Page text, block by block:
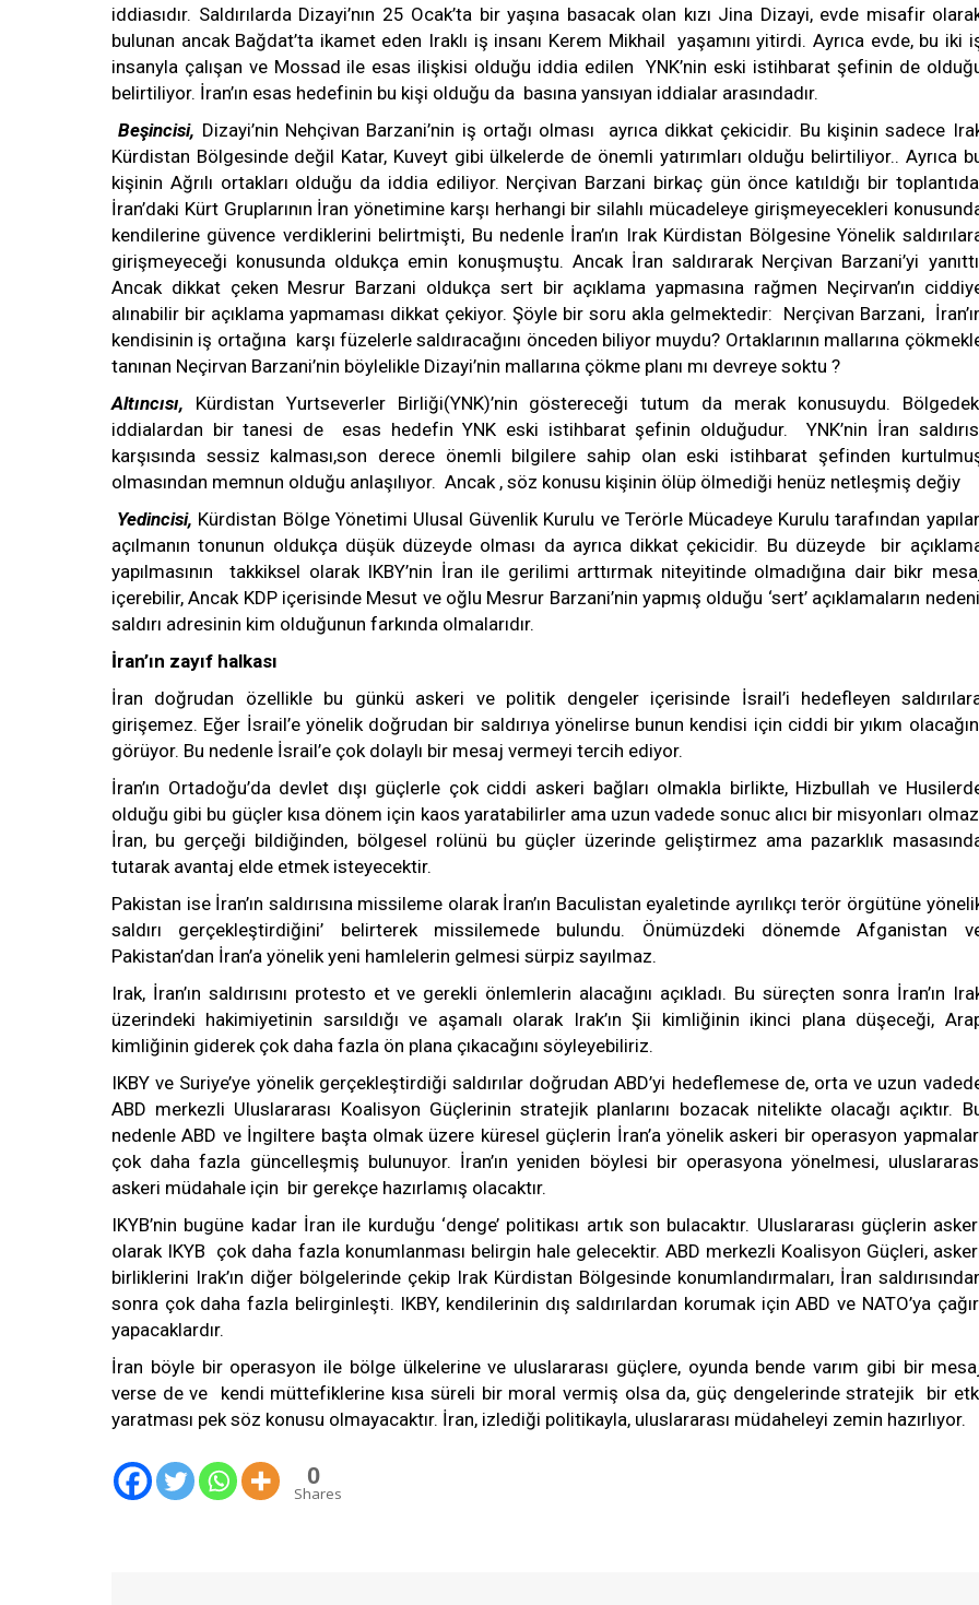
iddiasıdır. Saldırılarda Dizayi’nın 25 Ocak’ta bir yaşına basacak olan kızı Jina Dizayi, evde misafir
bulunan ancak Bağdat’ta ikamet eden Iraklı iş insanı Kerem Mikhail yaşamını yitirdi. Ayrıca evde, bu iki
insanyla çalışan ve Mossad ile esas ilişkisi olduğu iddia edilen YNK’nin eski istihbarat şefinin de
belirtiliyor. İran’ın esas hedefinin bu kişi olduğu da basına yansıyan iddialar arasındadır.
Beşincisi, Dizayi’nin Nehçivan Barzani’nin iş ortağı olması ayrıca dikkat çekicidir. Bu kişinin sadece
Kürdistan Bölgesinde değil Katar, Kuveyt gibi ülkelerde de önemli yatırımları olduğu belirtiliyor.. Ayrıca
kişinin Ağrılı ortakları olduğu da iddia ediliyor. Nerçivan Barzani birkaç gün önce katıldığı bir
İran’daki Kürt Gruplarının İran yönetimine karşı herhangi bir silahlı mücadeleye girişmeyecekleri
kendilerine güvence verdiklerini belirtmişti, Bu nedenle İran’ın Irak Kürdistan Bölgesine Yönelik
girişmeyeceği konusunda oldukça emin konuşmuştu. Ancak İran saldırarak Nerçivan Barzani’yi
Ancak dikkat çeken Mesrur Barzani oldukça sert bir açıklama yapmasına rağmen Neçirvan’ın
alınabilir bir açıklama yapmaması dikkat çekiyor. Şöyle bir soru akla gelmektedir: Nerçivan Barzani,
kendisinin iş ortağına karşı füzelerle saldıracağını önceden biliyor muydu? Ortaklarının mallarına
tanınan Neçirvan Barzani’nin böylelikle Dizayi’nin mallarına çökme planı mı devreye soktu ?
Altıncısı, Kürdistan Yurtseverler Birliği(YNK)’nin göstereceği tutum da merak konusuydu.
iddialardan bir tanesi de esas hedefin YNK eski istihbarat şefinin olduğudur. YNK’nin İran
karşısında sessiz kalması,son derece önemli bilgilere sahip olan eski istihbarat şefinden
olmasından memnun olduğu anlaşılıyor. Ancak , söz konusu kişinin ölüp ölmediği henüz netleşmiş değiy
Yedincisi, Kürdistan Bölge Yönetimi Ulusal Güvenlik Kurulu ve Terörle Mücadeye Kurulu tarafından
açılmanın tonunun oldukça düşük düzeyde olması da ayrıca dikkat çekicidir. Bu düzeyde bir
yapılmasının takkiksel olarak IKBY’nin İran ile gerilimi arttırmak niteyitinde olmadığına dair bikr
içerebilir, Ancak KDP içerisinde Mesut ve oğlu Mesrur Barzani’nin yapmış olduğu ‘sert’ açıklamaların
saldırı adresinin kim olduğunun farkında olmalarıdır.
İran’ın zayıf halkası
İran doğrudan özellikle bu günkü askeri ve politik dengeler içerisinde İsrail’i hedefleyen
girişemez. Eğer İsrail’e yönelik doğrudan bir saldırıya yönelirse bunun kendisi için ciddi bir yıkım
görüyor. Bu nedenle İsrail’e çok dolaylı bir mesaj vermeyi tercih ediyor.
İran’ın Ortadoğu’da devlet dışı güçlerle çok ciddi askeri bağları olmakla birlikte, Hizbullah ve
olduğu gibi bu güçler kısa dönem için kaos yaratabilirler ama uzun vadede sonuc alıcı bir misyonları
İran, bu gerçeği bildiğinden, bölgesel rolünü bu güçler üzerinde geliştirmez ama pazarklık
tutarak avantaj elde etmek isteyecektir.
Pakistan ise İran’ın saldırısına missileme olarak İran’ın Baculistan eyaletinde ayrılıkçı terör örgütüne
saldırı gerçekleştirdiğini’ belirterek missilemede bulundu. Önümüzdeki dönemde Afganistan
Pakistan’dan İran’a yönelik yeni hamlelerin gelmesi sürpiz sayılmaz.
Irak, İran’ın saldırısını protesto et ve gerekli önlemlerin alacağını açıkladı. Bu süreçten sonra İran’ın
üzerindeki hakimiyetinin sarsıldığı ve aşamalı olarak Irak’ın Şii kimliğinin ikinci plana düşeceği,
kimliğinin giderek çok daha fazla ön plana çıkacağını söyleyebiliriz.
IKBY ve Suriye’ye yönelik gerçekleştirdiği saldırılar doğrudan ABD’yi hedeflemese de, orta ve uzun
ABD merkezli Uluslararası Koalisyon Güçlerinin stratejik planlarını bozacak nitelikte olacağı açıktır.
nedenle ABD ve İngiltere başta olmak üzere küresel güçlerin İran’a yönelik askeri bir operasyon
çok daha fazla güncelleşmiş bulunuyor. İran’ın yeniden böylesi bir operasyona yönelmesi,
askeri müdahale için bir gerekçe hazırlamış olacaktır.
IKYB’nin bugüne kadar İran ile kurduğu ‘denge’ politikası artık son bulacaktır. Uluslararası güçlerin
olarak IKYB çok daha fazla konumlanması belirgin hale gelecektir. ABD merkezli Koalisyon Güçleri,
birliklerini Irak’ın diğer bölgelerinde çekip Irak Kürdistan Bölgesinde konumlandırmaları, İran
sonra çok daha fazla belirginleşti. IKBY, kendilerinin dış saldırılardan korumak için ABD ve NATO’ya
yapacaklardır.
İran böyle bir operasyon ile bölge ülkelerine ve uluslararası güçlere, oyunda bende varım gibi bir
verse de ve kendi müttefiklerine kısa süreli bir moral vermiş olsa da, güç dengelerinde stratejik bir
yaratması pek söz konusu olmayacaktır. İran, izlediği politikayla, uluslararası müdaheleyi zemin hazırlıyor.
0
Shares